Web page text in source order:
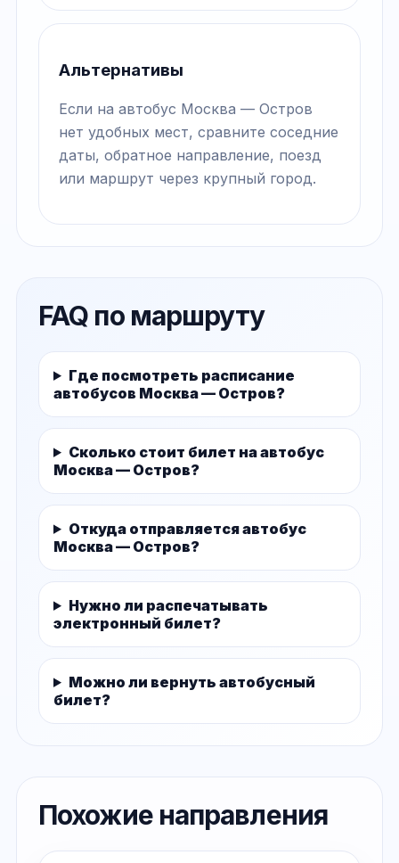
Альтернативы
Если на автобус Москва — Остров
нет удобных мест, сравните соседние
даты, обратное направление, поезд
или маршрут через крупный город.
FAQ по маршруту
Где посмотреть расписание
автобусов Москва — Остров?
Сколько стоит билет на автобус
Москва — Остров?
Откуда отправляется автобус
Москва — Остров?
Нужно ли распечатывать
электронный билет?
Можно ли вернуть автобусный
билет?
Похожие направления